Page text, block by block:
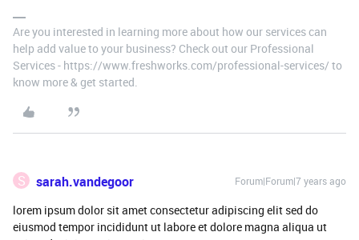
Are you interested in learning more about how our services can
help add value to your business? Check out our Professional
Services - https://www.freshworks.com/professional-services/ to
know more & get started.
S sarah.vandegoor Forum|Forum|7 years ago
lorem ipsum dolor sit amet consectetur adipiscing elit sed do
eiusmod tempor incididunt ut labore et dolore magna aliqua ut